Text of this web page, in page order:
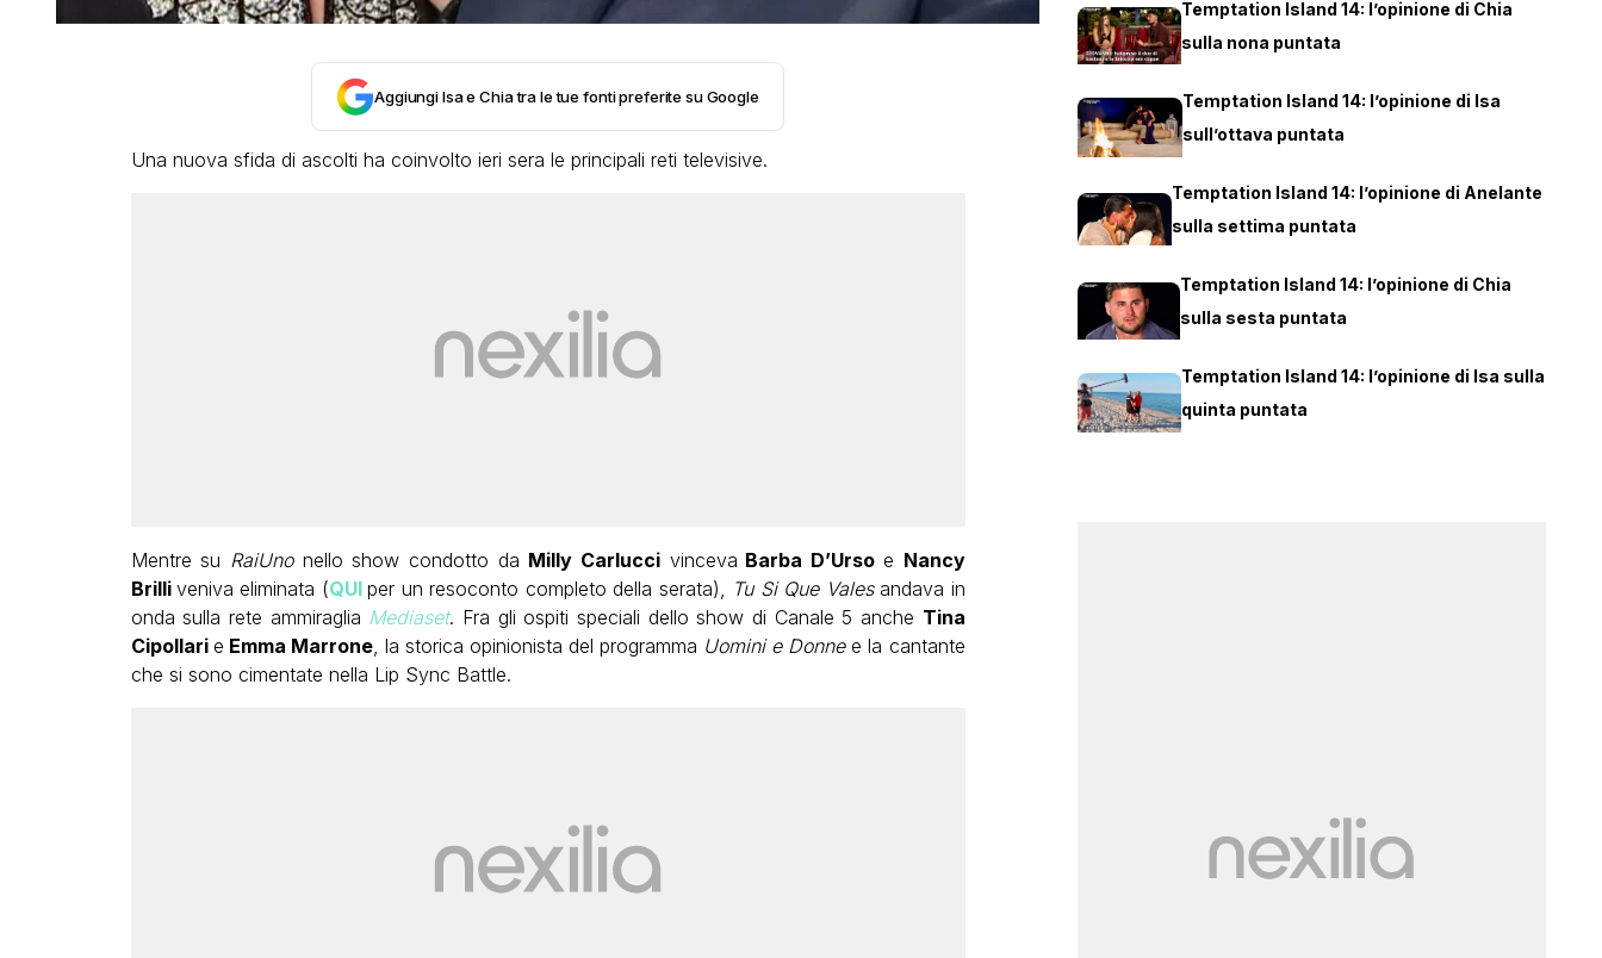
Aggiungi Isa e Chia tra le tue fonti preferite su Google
Una nuova sfida di ascolti ha coinvolto ieri sera le principali reti televisive.
Mentre su RaiUno nello show condotto da Milly Carlucci vinceva Barba D’Urso e Nancy
Brilli veniva eliminata (QUI per un resoconto completo della serata), Tu Si Que Vales andava in
onda sulla rete ammiraglia Mediaset. Fra gli ospiti speciali dello show di Canale 5 anche Tina
Cipollari e Emma Marrone, la storica opinionista del programma Uomini e Donnee la cantante
che si sono cimentate nella Lip Sync Battle.
Temptation Island 14: l’opinione di Chia
sulla nona puntata
Temptation Island 14: l’opinione di Isa
sull’ottava puntata
Temptation Island 14: l’opinione di Anelante
sulla settima puntata
Temptation Island 14: l’opinione di Chia
sulla sesta puntata
Temptation Island 14: l’opinione di Isa sulla
quinta puntata